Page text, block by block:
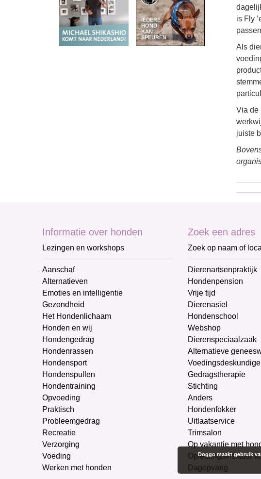
is Fly
Als
Via de
juiste
Informatie over honden
Lezingen en workshops
Aanschaf
Alternatieven
Emoties en intelligentie
Gezondheid
Het Hondenlichaam
Honden en wij
Hondengedrag
Hondenrassen
Hondensport
Hondenspullen
Hondentraining
Opvoeding
Praktisch
Probleemgedrag
Recreatie
Verzorging
Voeding
Werken met honden
Zoek een adres
Zoek op naam of
Dierenartsenpraktijk
Hondenpension
Vrije tijd
Dierenasiel
Hondenschool
Webshop
Dierenspeciaalzaak
Alternatieve
Voedingsdeskundige
Gedragstherapie
Stichting
Anders
Hondenfokker
Uitlaatservice
Trimsalon
Op vakantie met
Opleidingsinstituut
Dagopvang
Doggo maakt gebruik